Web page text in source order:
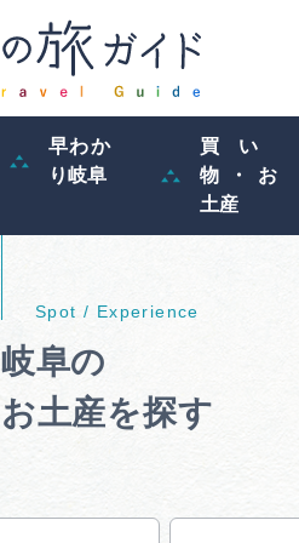
早わか
り岐阜
買い
物・お
土産
岐阜の
お土産を探す